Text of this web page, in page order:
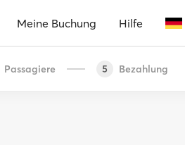
Meine Buchung Hilfe
Passagiere 5 Bezahlung